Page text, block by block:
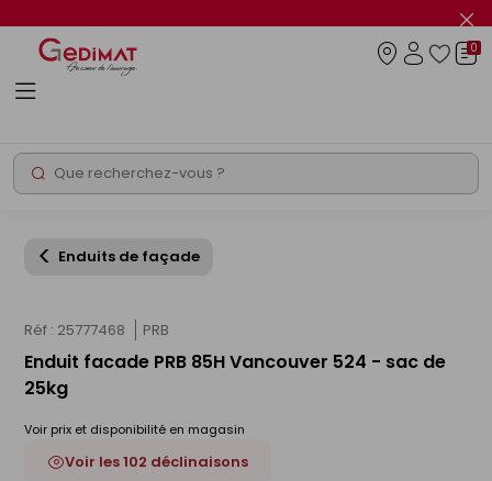
le
info
Rechercher
0
Enduits de façade
Réf : 25777468 PRB
Enduit facade PRB 85H Vancouver 524 - sac de
25kg
Voir prix et disponibilité en magasin
Voir les 102 déclinaisons